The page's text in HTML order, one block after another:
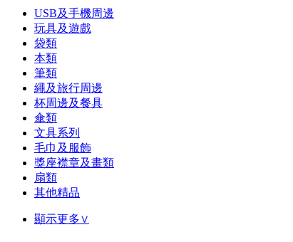
USB及手機周邊
玩具及遊戲
袋類
本類
筆類
繩及旅行周邊
杯周邊及餐具
傘類
文具系列
毛巾及服飾
獎座襟章及畫類
扇類
其他精品
顯示更多∨